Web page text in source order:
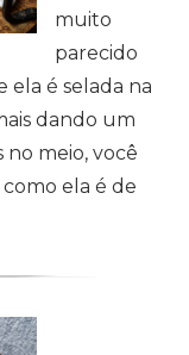
muito
parecido
ela é selada na
dando um
no meio, você
ela é de